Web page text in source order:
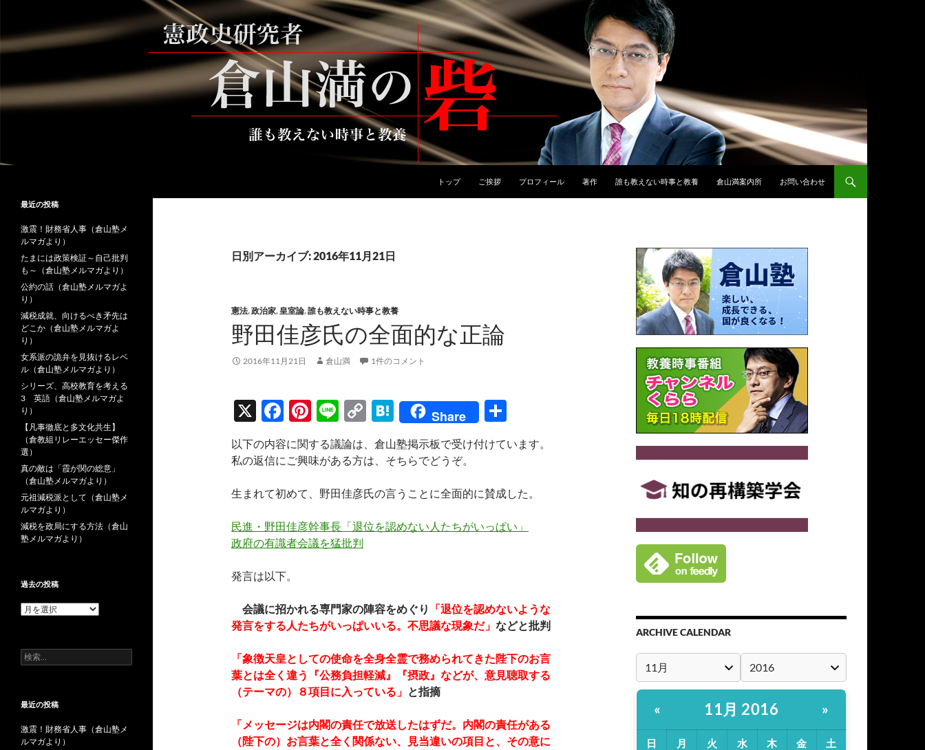
テ
ン
へ
ス
トップ ご挨拶 プロフィール 著作 誰も教えない時事と教養 倉山満案内所 お問い合わせ
日別アーカイブ: 2016年11月21日
憲法,政治家,皇室論,誰も教えない時事と教養
野田佳彦氏の全面的な正論
2016年11月21日 倉山満 1件のコメント
X
F
ac
e
o
o
k
Pi
nt
er
t
Li
n
e
C
p
Li
n
H
at
e
a
Share
有
以下の内容に関する議論は、倉山塾掲示板で受け付けています。
私の返信にご興味がある方は、そちらでどうぞ。
生まれて初めて、野田佳彦氏の言うことに全面的に賛成した。
民進・野田佳彦幹事長「退位を認めない人たちがいっぱい」
政府の有識者会議を猛批判
発言は以下。
会議に招かれる専門家の陣容をめぐり
「退位を認めないような
発言をする人たちがいっぱいいる。不思議な現象だ」 などと批判
「象徴天皇としての使命を全身全霊で務められてきた陛下のお言
葉とは全く違う『公務負担軽減』『摂政』などが、意見聴取する
（テーマの）８項目に入っている」 と指摘
「メッセージは内閣の責任で放送したはずだ。内閣の責任がある
（陛下の）お言葉と全く関係ない、見当違いの項目と、その意に
ARCHIVE CALENDAR
« 11月 2016 »
日 月 火 水 木 金 土
倉山満の砦～誰も教えない時事と教
最近の投稿
激震！財務省人事（倉山塾メ
ルマガより）
たまには政策検証～自己批判
も～（倉山塾メルマガより）
公約の話（倉山塾メルマガよ
り）
減税成就、向けるべき矛先は
どこか（倉山塾メルマガよ
り）
女系派の詭弁を見抜けるレベ
ル（倉山塾メルマガより）
シリーズ、高校教育を考える
3 英語（倉山塾メルマガよ
り）
【凡事徹底と多文化共生】
（倉教組リレーエッセー傑作
選）
真の敵は「霞が関の総意」
（倉山塾メルマガより）
元祖減税派として（倉山塾メ
ルマガより）
減税を政局にする方法（倉山
塾メルマガより）
過去の投稿
過
稿
検
索:
最近の投稿
激震！財務省人事（倉山塾メ
ルマガより）